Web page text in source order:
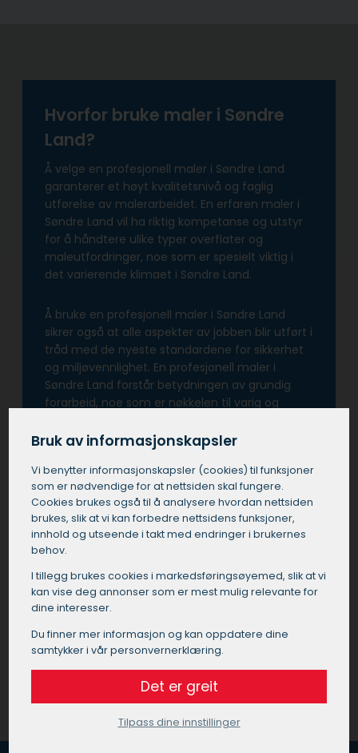
Hvorfor bruke maler i Søndre
Land?
Å velge en profesjonell maler i Søndre Land
garanterer et høyt kvalitetsnivå og faglig
utførelse av malerarbeidet. En erfaren maler i
Søndre Land vil ha riktig kompetanse og utstyr
for å håndtere ulike typer overflater og
maleutfordringer, noe som er spesielt viktig i
det varierende klimaet i Søndre Land.
Å bruke en profesjonell maler i Søndre Land
sikrer også at alle aspekter av jobben blir utført i
tråd med de nyeste standardene for sikkerhet
og miljøvennlighet. En profesjonell maler i
Søndre Land forstår betydningen av grundig
forarbeid, noe som er nøkkelen til varig og
ansetter en maler i Søndre Land, får man nytte
og farger, noe som kan forvandle ethvert rom
eller bygning.
Å investere i tjenester fra en profesjonell maler i
Søndre Land betyr også at man unngår de
prosjektet selv eller ved å bruke ukvalifisert
personell.
Få et tilbud på maler i Søndre Land
Bruk av informasjonskapsler
Vi benytter informasjons­kapsler (cookies) til funksjoner
som er nødvendige for at nettsiden skal fungere.
Cookies brukes også til å analysere hvordan nettsiden
brukes, slik at vi kan forbedre nettsidens funksjoner,
innhold og utseende i takt med endringer i brukernes
behov.
I tillegg brukes cookies i markedsførings­øyemed, slik at vi
kan vise deg annonser som er mest mulig relevante for
dine interesser.
Du finner mer informasjon og kan oppdatere dine
samtykker i vår personvernerklæring.
Det er greit
Tilpass dine innstillinger